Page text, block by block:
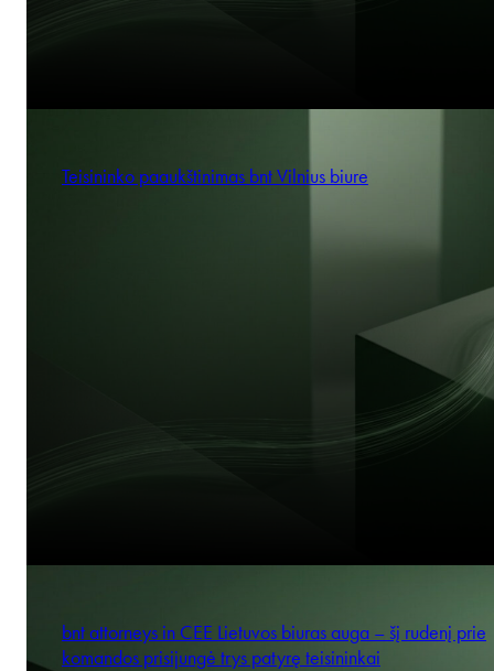
Teisininko paaukštinimas bnt Vilnius biure
bnt attorneys in CEE Lietuvos biuras auga – šį rudenį prie
komandos prisijungė trys patyrę teisininkai